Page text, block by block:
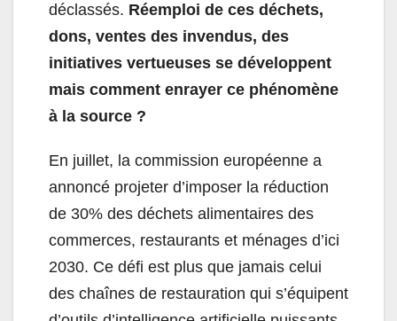
déclassés. Réemploi de ces déchets,
dons, ventes des invendus, des
initiatives vertueuses se développent
mais comment enrayer ce phénomène
à la source ?
En juillet, la commission européenne a
annoncé projeter d’imposer la réduction
de 30% des déchets alimentaires des
commerces, restaurants et ménages d’ici
2030. Ce défi est plus que jamais celui
des chaînes de restauration qui s’équipent